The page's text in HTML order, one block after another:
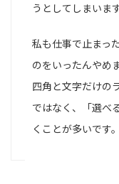
うとしてしまいます
私も仕事で止まっ
のをいったんやめま
四角と文字だけの
ではなく、「選べ
くことが多いです。